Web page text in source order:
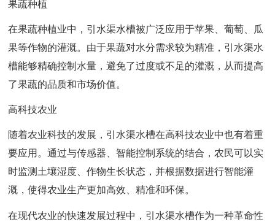
果蔬种植
在果蔬种植业中，引水渠水槽被广泛应用于苹果、葡萄、瓜
果等作物的灌溉。由于果蔬对水分需求较为精准，引水渠水
槽能够精确控制水量，避免了过度或不足的灌溉，从而提高
了果蔬的品质和市场价值。
高科技农业
随着农业科技的发展，引水渠水槽在高科技农业中也有着重
要应用。通过与传感器、智能控制系统的结合，农民可以实
时监测土壤湿度、作物生长状态，并根据数据进行智能灌
溉，使得农业生产更加高效、精准和环保。
在现代农业的快速发展过程中，引水渠水槽作为一种革命性